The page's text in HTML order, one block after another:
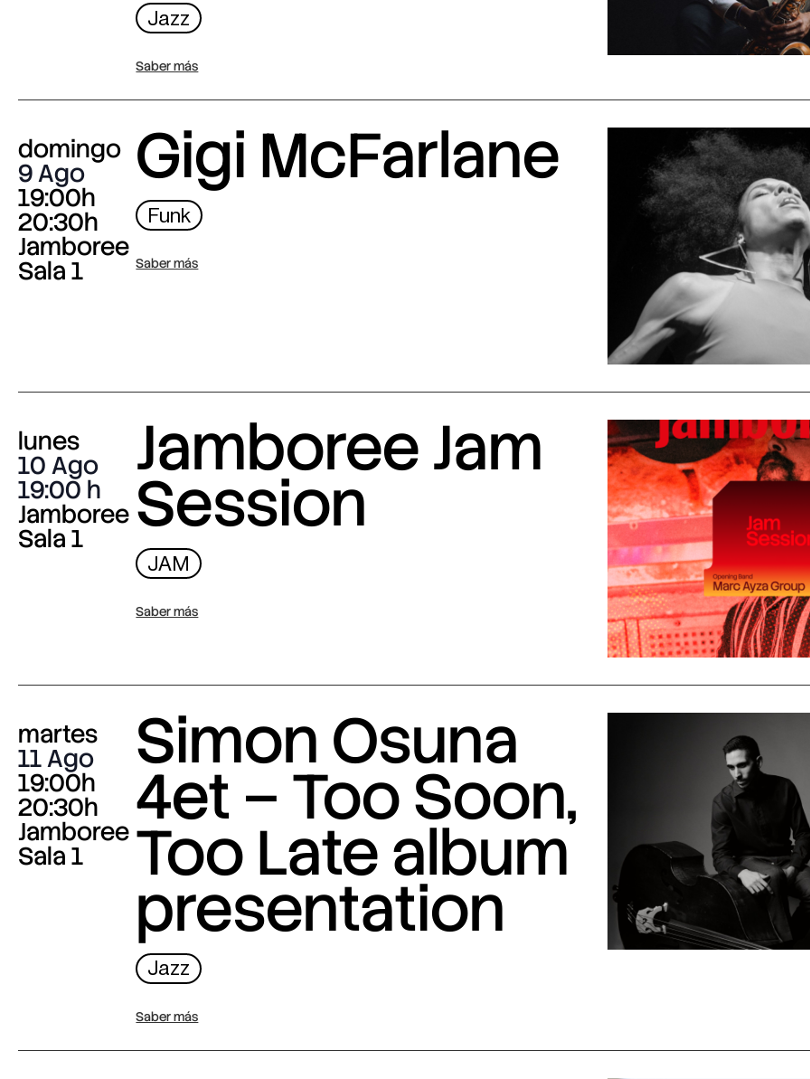
Jazz
Saber más
domingo
9 Ago
19:00h
20:30h
Jamboree
Sala 1
Gigi McFarlane
Funk
Saber más
lunes
10 Ago
19:00
Jamboree
Sala 1
Jamboree Jam
Session
JAM
Saber más
martes
11 Ago
19:00h
20:30h
Jamboree
Sala 1
Simon Osuna
4et – Too Soon,
Too Late album
presentation
Jazz
Saber más